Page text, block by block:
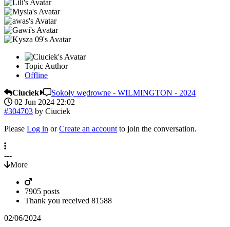
Topic Author
Offline
Ciuciek
Sokoły wędrowne - WILMINGTON - 2024
02 Jun 2024 22:02
#304703 by Ciuciek
Please Log in orCreate an account to join the conversation.
---
More
7905 posts
Thank you received 81588
02/06/2024